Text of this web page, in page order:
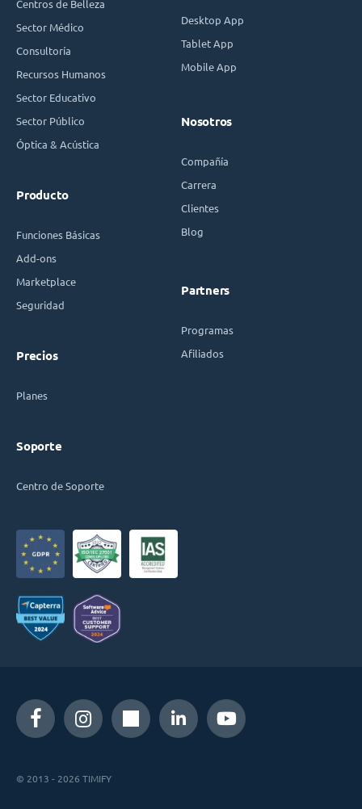
Centros de Belleza
Sector Médico
Consultoría
Recursos Humanos
Sector Educativo
Sector Público
Óptica & Acústica
Producto
Funciones Básicas
Add-ons
Marketplace
Seguridad
Precios
Planes
Soporte
Centro de Soporte
Desktop App
Tablet App
Mobile App
Nosotros
Compañía
Carrera
Clientes
Blog
Partners
Programas
Afiliados
© 2013 - 2026 TIMIFY